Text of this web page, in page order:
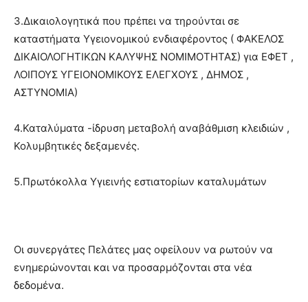
3.Δικαιολογητικά που πρέπει να τηρούνται σε
καταστήματα Υγειονομικού ενδιαφέροντος ( ΦΑΚΕΛΟΣ
ΔΙΚΑΙΟΛΟΓΗΤΙΚΩΝ ΚΑΛΥΨΗΣ ΝΟΜΙΜΟΤΗΤΑΣ) για ΕΦΕΤ ,
ΛΟΙΠΟΥΣ ΥΓΕΙΟΝΟΜΙΚΟΥΣ ΕΛΕΓΧΟΥΣ , ΔΗΜΟΣ ,
ΑΣΤΥΝΟΜΙΑ)
4.Καταλύματα -ίδρυση μεταβολή αναβάθμιση κλειδιών ,
Κολυμβητικές δεξαμενές.
5.Πρωτόκολλα Υγιεινής εστιατορίων καταλυμάτων
Οι συνεργάτες Πελάτες μας οφείλουν να ρωτούν να
ενημερώνονται και να προσαρμόζονται στα νέα
δεδομένα.